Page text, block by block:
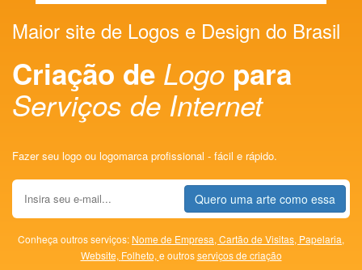
Maior site de Logos e Design do Brasil
Criação de Logo para
Serviços de Internet
Fazer seu logo ou logomarca profissional - fácil e rápido.
Quero uma arte como essa
Conheça outros serviços: Nome de Empresa, Cartão de Visitas, Papelaria,
Website, Folheto, e outrosserviços de criação